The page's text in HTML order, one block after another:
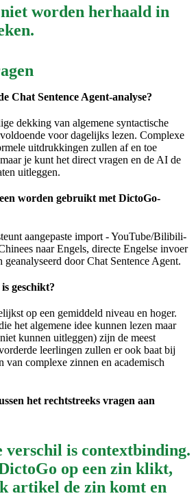
worden herhaald in
Chat Sentence Agent-analyse?
dekking van algemene syntactische
voor dagelijks lezen. Complexe
uitdrukkingen zullen af ​​en toe
je kunt het direct vragen en de AI de
uitleggen.
worden gebruikt met DictoGo-
aangepaste import - YouTube/Bilibili-
naar Engels, directe Engelse invoer
door Chat Sentence Agent.
geschikt?
op een gemiddeld niveau en hoger.
het algemene idee kunnen lezen maar
kunnen uitleggen) zijn de meest
leerlingen zullen er ook baat bij
van complexe zinnen en academisch
het rechtstreeks vragen aan
verschil is contextbinding.
op een zin klikt,
artikel de zin komt en